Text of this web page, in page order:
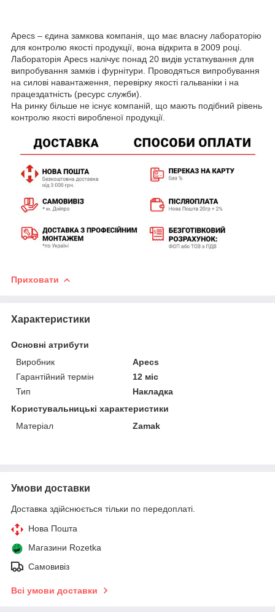
Apecs – єдина замкова компанія, що має власну лабораторію
для контролю якості продукції, вона відкрита в 2009 році.
Лабораторія Apecs налічує понад 20 видів устаткування для
випробування замків і фурнітури. Проводяться випробування
на силові навантаження, перевірку якості гальваніки і на
працездатність (ресурс служби).
На ринку більше не існує компаній, що мають подібний рівень
контролю якості виробленої продукції.
Приховати
Характеристики
Основні атрибути
Виробник
Apecs
Гарантійний термін
12 міс
Тип
Накладка
Користувальницькі характеристики
Матеріал
Zamak
Умови доставки
Доставка здійснюється тільки по передоплаті.
Нова Пошта
Магазини Rozetka
Самовивіз
Всі умови доставки